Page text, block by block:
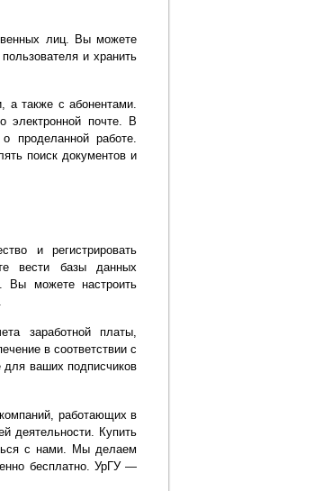
лиц. Вы можете
и хранить
а также с абонентами.
электронной почте. В
проделанной работе.
поиск документов и
и регистрировать
вести базы данных
Вы можете настроить
заработной платы,
в соответствии с
ваших подписчиков
работающих в
деятельности. Купить
с нами. Мы делаем
бесплатно. УрГУ —